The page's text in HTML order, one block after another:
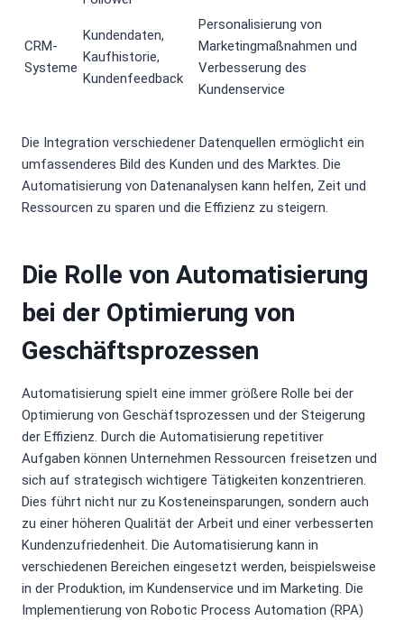
CRM-
Systeme
Kundendaten,
Kaufhistorie,
Kundenfeedback
Personalisierung von
Marketingmaßnahmen und
Verbesserung des
Kundenservice
Die Integration verschiedener Datenquellen ermöglicht ein
umfassenderes Bild des Kunden und des Marktes. Die
Automatisierung von Datenanalysen kann helfen, Zeit und
Ressourcen zu sparen und die Effizienz zu steigern.
Die Rolle von Automatisierung
bei der Optimierung von
Geschäftsprozessen
Automatisierung spielt eine immer größere Rolle bei der
Optimierung von Geschäftsprozessen und der Steigerung
der Effizienz. Durch die Automatisierung repetitiver
Aufgaben können Unternehmen Ressourcen freisetzen und
sich auf strategisch wichtigere Tätigkeiten konzentrieren.
Dies führt nicht nur zu Kosteneinsparungen, sondern auch
zu einer höheren Qualität der Arbeit und einer verbesserten
Kundenzufriedenheit. Die Automatisierung kann in
verschiedenen Bereichen eingesetzt werden, beispielsweise
in der Produktion, im Kundenservice und im Marketing. Die
Implementierung von Robotic Process Automation (RPA)